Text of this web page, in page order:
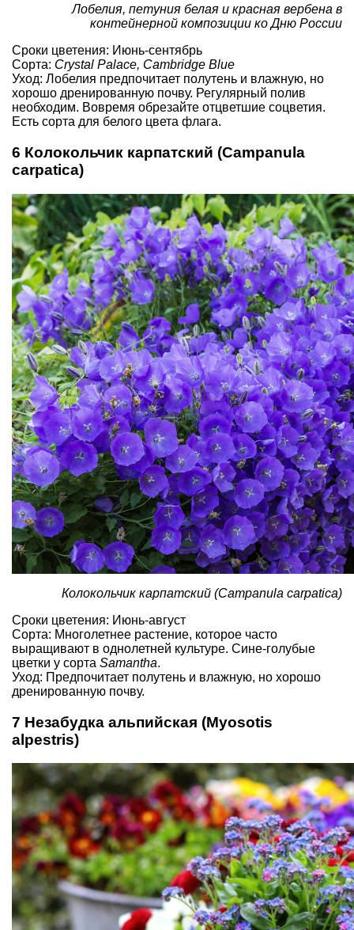
Лобелия, петуния белая и красная вербена в
контейнерной композиции ко Дню России
Сроки цветения: Июнь-сентябрь
Сорта: Crystal Palace, Cambridge Blue
Уход: Лобелия предпочитает полутень и влажную, но
хорошо дренированную почву. Регулярный полив
необходим. Вовремя обрезайте отцветшие соцветия.
Есть сорта для белого цвета флага.
6 Колокольчик карпатский (Campanula
carpatica)
Колокольчик карпатский (Campanula carpatica)
Сроки цветения: Июнь-август
Сорта: Многолетнее растение, которое часто
выращивают в однолетней культуре. Сине-голубые
цветки у сорта Samantha.
Уход: Предпочитает полутень и влажную, но хорошо
дренированную почву.
7 Незабудка альпийская (Myosotis
alpestris)